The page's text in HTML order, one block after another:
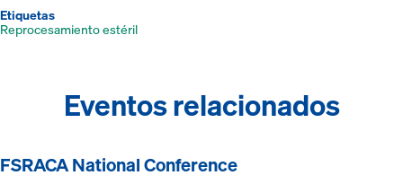
Etiquetas
Reprocesamiento estéril
Eventos relacionados
FSRACA National Conference